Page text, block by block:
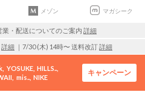
メゾン マガシーク
業・配送についてのご案内 詳細
詳細 ｜7/30 (木) 14時〜 送料改訂詳細
YOSUKE HILLS..
mis.. NIKE
キャンペーン